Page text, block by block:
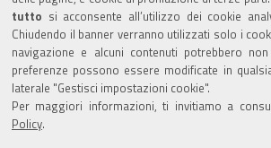
tutto si acconsente all’utilizzo dei cookie
Chiudendo il banner verranno utilizzati solo i
navigazione e alcuni contenuti potrebbero
preferenze possono essere modificate in
laterale "Gestisci impostazioni cookie".
Per maggiori informazioni, ti invitiamo a
Policy
Albo Camerale
Pubblicità Legale
Area riservata Amministratori